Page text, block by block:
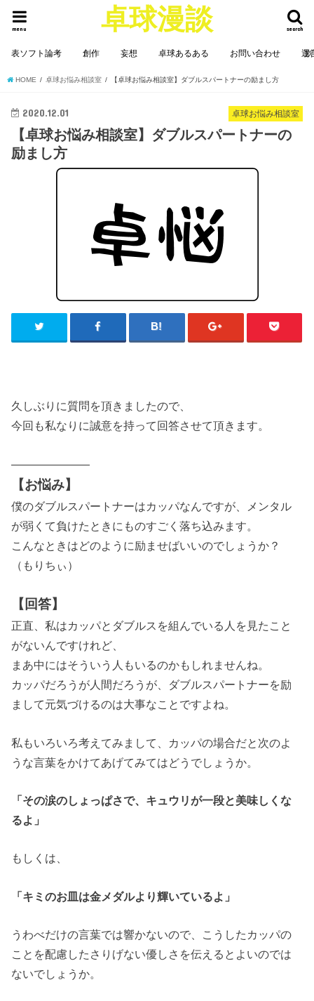
卓球漫談 search
menu
表ソフト論考 創作 妄想 卓球あるある お問い合わせ 運
HOME 卓球お悩み相談室 【卓球お悩み相談室】ダブルスパートナーの励まし方
卓球お悩み相談室
2020.12.01
【卓球お悩み相談室】ダブルスパートナーの
励まし方
久しぶりに質問を頂きましたので、
今回も私なりに誠意を持って回答させて頂きます。
———————
【お悩み】
僕のダブルスパートナーはカッパなんですが、メンタル
が弱くて負けたときにものすごく落ち込みます。
こんなときはどのように励ませばいいのでしょうか？
（もりちぃ）
【回答】
正直、私はカッパとダブルスを組んでいる人を見たこと
がないんですけれど、
まあ中にはそういう人もいるのかもしれませんね。
カッパだろうが人間だろうが、ダブルスパートナーを励
まして元気づけるのは大事なことですよね。
私もいろいろ考えてみまして、カッパの場合だと次のよ
うな言葉をかけてあげてみてはどうでしょうか。
「その涙のしょっぱさで、キュウリが一段と美味しくな
るよ」
もしくは、
「キミのお皿は金メダルより輝いているよ」
うわべだけの言葉では響かないので、こうしたカッパの
ことを配慮したさりげない優しさを伝えるとよいのでは
ないでしょうか。